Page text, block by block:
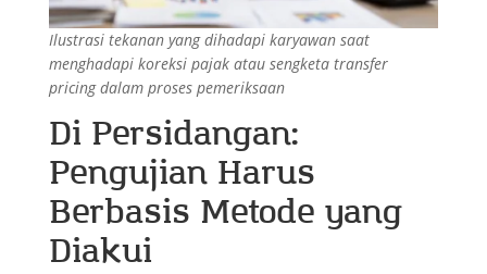
Ilustrasi tekanan yang dihadapi karyawan saat
menghadapi koreksi pajak atau sengketa transfer
pricing dalam proses pemeriksaan
Di Persidangan:
Pengujian Harus
Berbasis Metode yang
Diakui